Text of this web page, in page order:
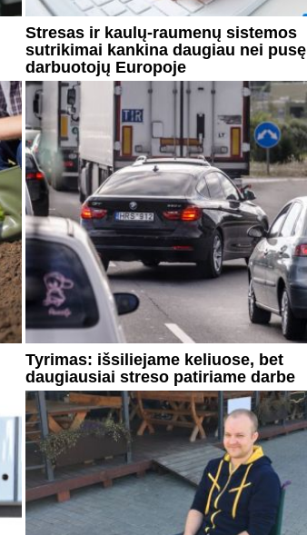
Stresas ir kaulų-raumenų sistemos
sutrikimai kankina daugiau nei pusę
darbuotojų Europoje
Tyrimas: išsiliejame keliuose, bet
daugiausiai streso patiriame darbe